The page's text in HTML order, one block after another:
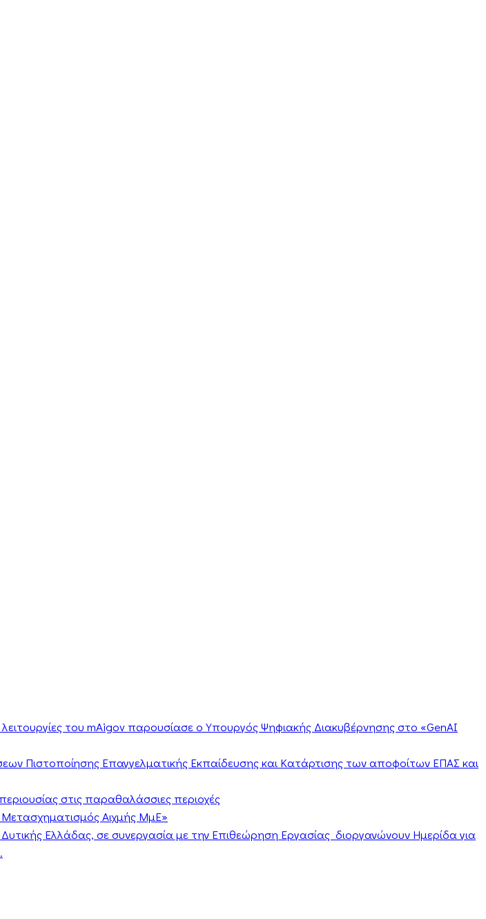
του mAigov παρουσίασε ο Υπουργός Ψηφιακής Διακυβέρνησης στο «GenAI
Πιστοποίησης Επαγγελματικής Εκπαίδευσης και Κατάρτισης των αποφοίτων ΕΠΑΣ και
στις παραθαλάσσιες περιοχές
Αιχμής ΜμΕ»
Ελλάδας, σε συνεργασία με την Επιθεώρηση Εργασίας διοργανώνουν Ημερίδα για